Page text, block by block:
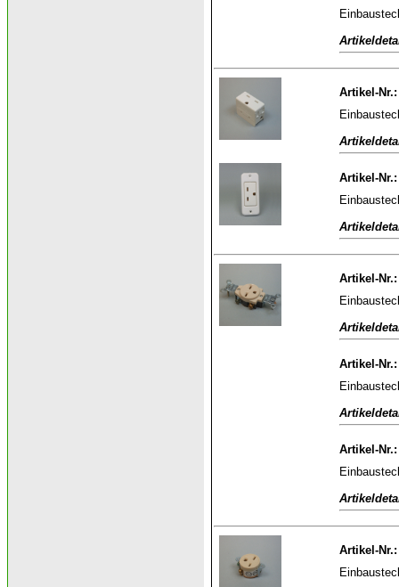
Artikel-Nr.:
Artikel-Nr.:
Artikel-Nr.:
Artikel-Nr.:
Artikel-Nr.:
Artikel-Nr.: